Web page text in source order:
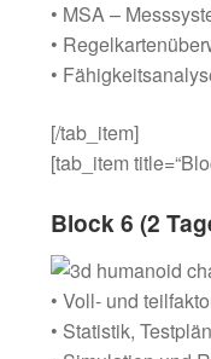
• MSA –
•
•
[/tab_item]
[tab_item
Block 6 (2
• Voll- und
• Statistik,